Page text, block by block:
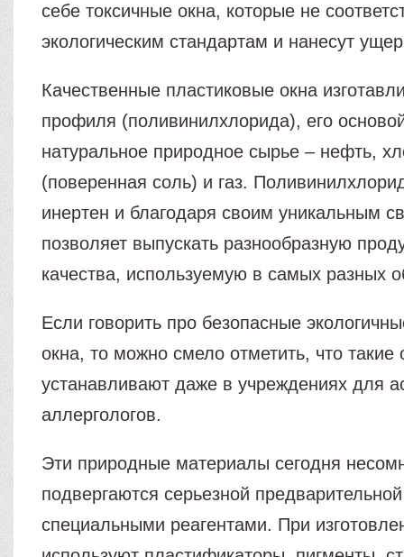
себе токсичные окна, которые не
экологическим стандартам и нанесут
Качественные пластиковые окна
профиля (поливинилхлорида), его
натуральное природное сырье – нефть,
(поверенная соль) и газ.
инертен и благодаря своим уникальным
позволяет выпускать разнообразную
качества, используемую в самых разных
Если говорить про безопасные
окна, то можно смело отметить, что такие
устанавливают даже в учреждениях для
аллергологов.
Эти природные материалы сегодня
подвергаются серьезной
специальными реагентами. При